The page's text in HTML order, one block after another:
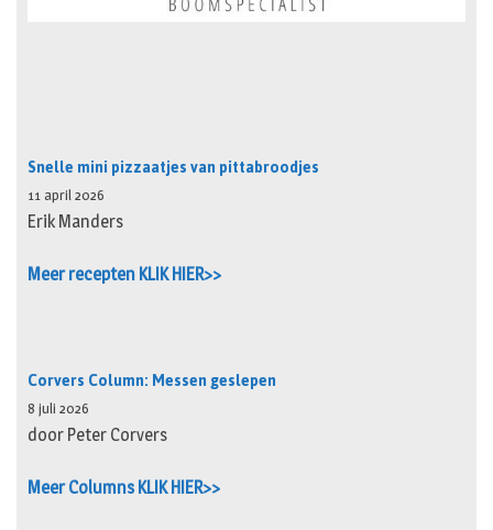
Snelle mini pizzaatjes van pittabroodjes
11 april 2026
Erik Manders
Meer recepten KLIK HIER>>
Corvers Column: Messen geslepen
8 juli 2026
door Peter Corvers
Meer Columns KLIK HIER>>